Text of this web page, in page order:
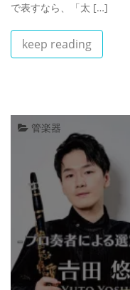
で表すなら、「太 […]
keep reading
管楽器